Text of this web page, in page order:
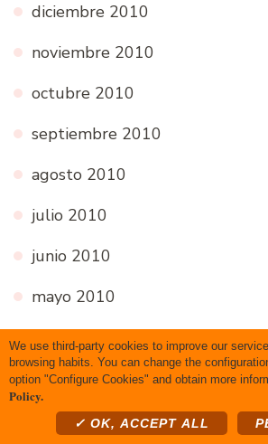
diciembre 2010
noviembre 2010
octubre 2010
septiembre 2010
agosto 2010
julio 2010
junio 2010
mayo 2010
abril 2010
marzo 2010
febrero 2010
We use third-party cookies to improve our
browsing habits. You can change the
option "Configure Cookies" and obtain more
Policy.
✓ OK, ACCEPT ALL